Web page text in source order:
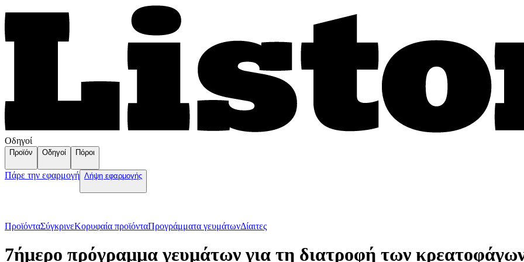
Οδηγοί
Προϊόν Οδηγοί Πόροι
Πάρε την εφαρμογή Λήψη εφαρμογής
ΠροϊόνταΣύγκρινεΚορυφαία προϊόνταПρογράμματα γευμάτωνΔίαιτες
7ήμερο πρόγραμμα γευμάτων για τη διατροφή των